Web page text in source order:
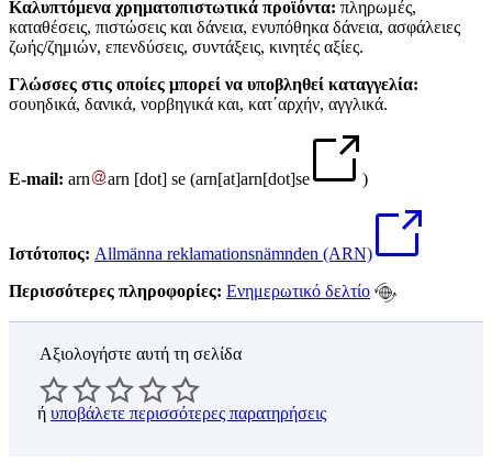
Καλυπτόμενα χρηματοπιστωτικά προϊόντα: πληρωμές,
καταθέσεις, πιστώσεις και δάνεια, ενυπόθηκα δάνεια, ασφάλειες
ζωής/ζημιών, επενδύσεις, συντάξεις, κινητές αξίες.
Γλώσσες στις οποίες μπορεί να υποβληθεί καταγγελία:
σουηδικά, δανικά, νορβηγικά και, κατ΄αρχήν, αγγλικά.
E-mail: arn arn [dot] se (arn[at]arn[dot]se )
Ιστότοπος: Allmänna reklamationsnämnden (ARN)
Περισσότερες πληροφορίες: Ενημερωτικό δελτίο
Αξιολογήστε αυτή τη σελίδα
ή υποβάλετε περισσότερες παρατηρήσεις